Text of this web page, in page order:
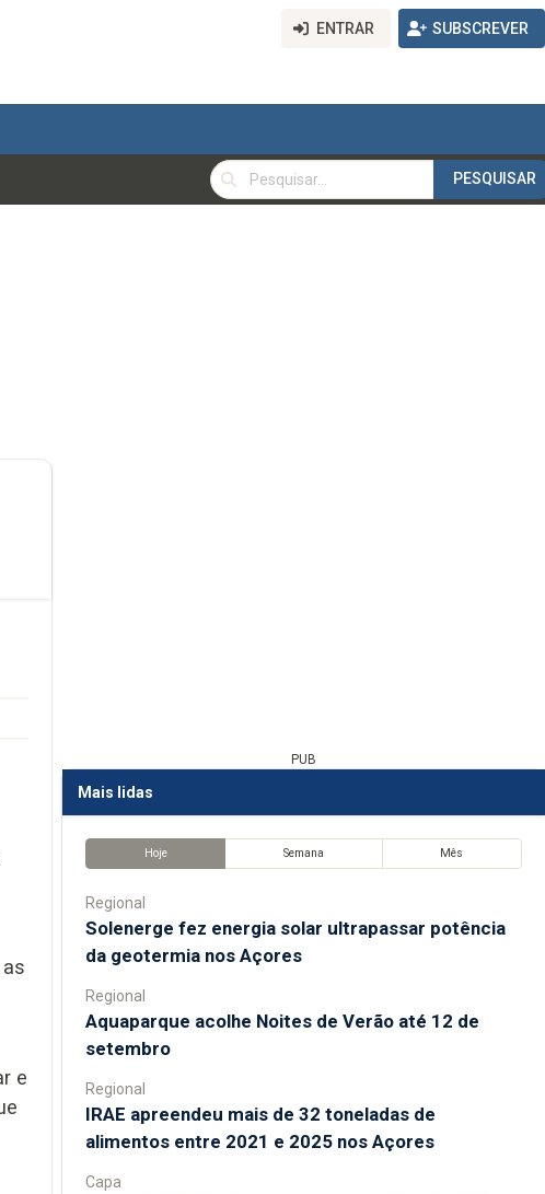
ENTRAR SUBSCREVER
PESQUISAR
PESQUISAR
e
PUB
Mais lidas
Hoje Semana Mês
Regional
Solenerge fez energia solar ultrapassar potência
da geotermia nos Açores
Regional
Aquaparque acolhe Noites de Verão até 12 de
setembro
Regional
IRAE apreendeu mais de 32 toneladas de
alimentos entre 2021 e 2025 nos Açores
Capa